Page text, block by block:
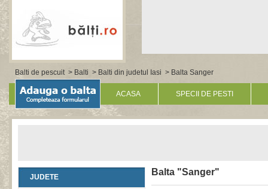
Balti de pescuit> Balti > Balti din judetul Iasi > Balta Sanger
ACASA SPECII DE PESTI
JUDETE Balta "Sanger"